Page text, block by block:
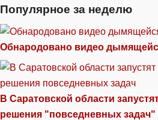
Популярное за неделю
Обнародовано видео
В Саратовской области
решения "повседневных задач"